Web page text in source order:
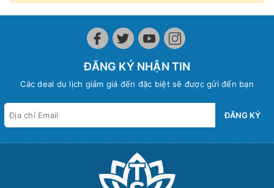
ĐĂNG KÝ NHẬN TIN
Các deal du lịch giảm giá đến đặc biệt sẽ được gửi đến bạn
ĐĂNG KÝ